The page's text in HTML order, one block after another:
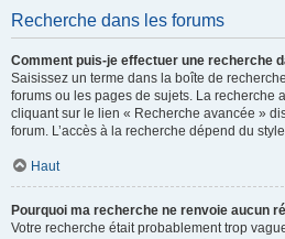
Recherche dans les forums
Comment puis-je effectuer une recherche
Saisissez un terme dans la boîte de
forums ou les pages de sujets. La recherche
cliquant sur le lien « Recherche avancée »
forum. L’accès à la recherche dépend du
Haut
Pourquoi ma recherche ne renvoie aucun
Votre recherche était probablement trop